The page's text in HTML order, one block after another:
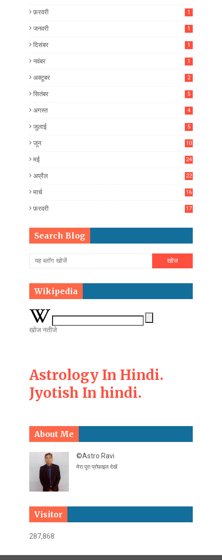
फ़रवरी 1
जनवरी 1
दिसंबर 1
नवंबर 1
अक्टूबर 2
सितंबर 5
अगस्त 4
जुलाई 5
जून 10
मई 24
अप्रैल 22
मार्च 16
फ़रवरी 17
Search Blog
Wikipedia
खोज नतीजे
Astrology In Hindi.
Jyotish In hindi.
About Me
©Astro Ravi
मेरा पूरा प्रोफ़ाइल देखें
Visitor
287,868